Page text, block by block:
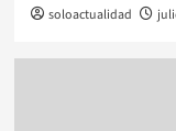
soloactualidad